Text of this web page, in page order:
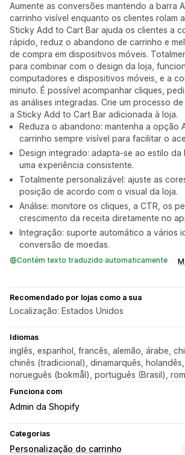
Aumente as conversões mantendo a barra
carrinho visível enquanto os clientes rolam
Sticky Add to Cart Bar ajuda os clientes a
rápido, reduz o abandono de carrinho e
de compra em dispositivos móveis.
para combinar com o design da loja,
computadores e dispositivos móveis, e a
minuto. É possível acompanhar cliques,
as análises integradas. Crie um processo
a Sticky Add to Cart Bar adicionada à loja.
Reduza o abandono: mantenha a opção
carrinho sempre visível para facilitar o
Design integrado: adapta-se ao estilo
uma experiência consistente.
Totalmente personalizável: ajuste as
posição de acordo com o visual da loja.
Análise: monitore os cliques, a CTR, os
crescimento da receita diretamente no
Integração: suporte automático a vários
conversão de moedas.
Contém texto traduzido automaticamente
Recomendado por lojas como a sua
Localização: Estados Unidos
Idiomas
inglês, espanhol, francês, alemão, árabe,
chinês (tradicional), dinamarquês,
norueguês (bokmål), português (Brasil),
Funciona com
Admin da Shopify
Categorias
Personalização do carrinho